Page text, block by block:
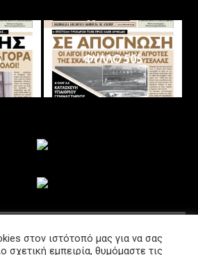
ΦΥΛΛΟ 505
στον ιστότοπό μας για να σας
σχετική εμπειρία, θυμόμαστε τις